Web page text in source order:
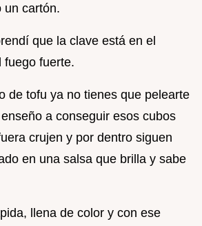
un cartón.
que la clave está en el
fuego fuerte.
de tofu ya no tienes que pelearte
a conseguir esos cubos
crujen y por dentro siguen
en una salsa que brilla y sabe
llena de color y con ese